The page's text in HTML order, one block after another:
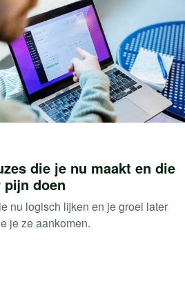
die je nu maakt en die
pijn doen
nu logisch lijken en je groei later
je ze aankomen.